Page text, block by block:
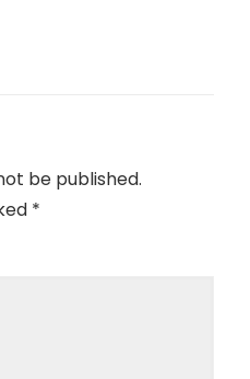
be published.
*